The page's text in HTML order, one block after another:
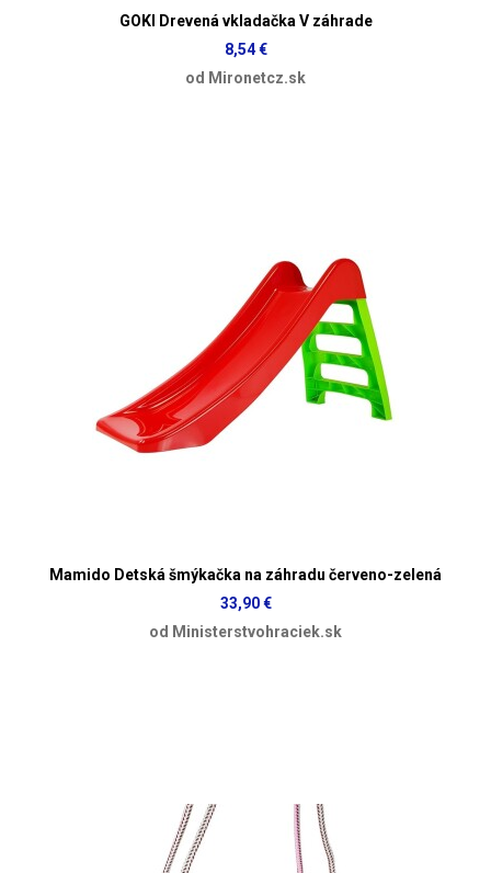
GOKI Drevená vkladačka V záhrade
8,54 €
od Mironetcz.sk
Mamido Detská šmýkačka na záhradu červeno-zelená
33,90 €
od Ministerstvohraciek.sk